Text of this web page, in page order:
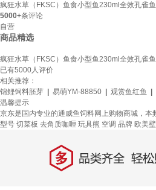
疯狂水草（FKSC）鱼食小型鱼230ml全效孔雀
5000+条评论
自营
商品精选
疯狂水草（FKSC）鱼食小型鱼230ml全效孔雀
已有5000人评价
相关推荐：
锦鲤饲料胚芽
易萌YM-88850 观赏鱼红鱼
温馨提示
京东是国内专业的通威鱼饲料网上购物商城，
型号 切菜板 去角质咖喱 玩具熊 空调 品牌 欧美
多 品类齐全，轻松